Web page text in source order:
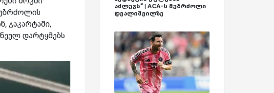
ჯაკარტაში,
დარტყმებს
აძლევს“ | ACA-ს მებრძოლი
დვალიშვილზე